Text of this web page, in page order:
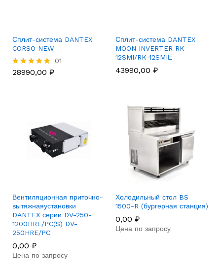
Сплит-система DANTEX
CORSO NEW
Rated
01
28990,00 ₽
Сплит-система DANTEX
MOON INVERTER RK-
12SMI/RK-12SMIЕ
43990,00 ₽
Вентиляционная приточно-
вытяжнаяустановки
DANTEX серии DV-250-
1200HRE/PC(S) DV-
250HRE/PC
0,00 ₽
Цена по запросу
Холодильный стол BS
1500-R (бургерная станция)
0,00 ₽
Цена по запросу